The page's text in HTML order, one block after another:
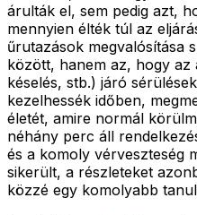
árulták el, sem pedig azt,
mennyien élték túl az
űrutazások megvalósítása
között, hanem az, hogy az
késelés, stb.) járó
kezelhessék időben,
életét, amire normál
néhány perc áll
és a komoly vérveszteség
sikerült, a részleteket
közzé egy komolyabb